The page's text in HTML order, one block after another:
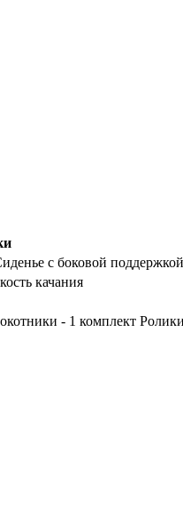
с боковой поддержкой
качания
- 1 комплект